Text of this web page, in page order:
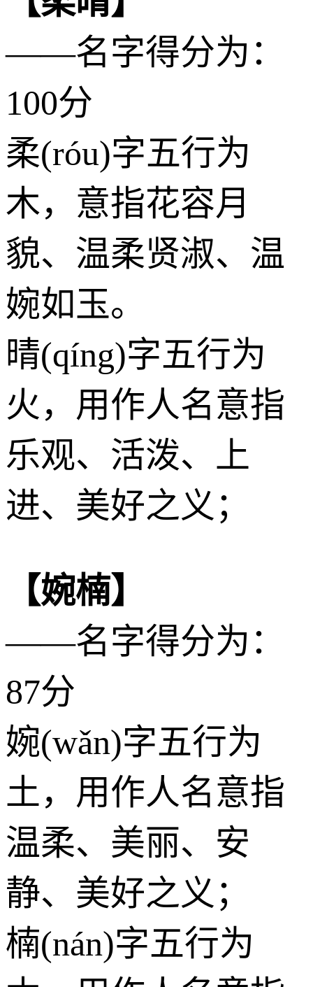
——名字得分为：
100分
柔(róu)字五行为
木，意指花容月
貌、温柔贤淑、温
婉如玉。
晴(qíng)字五行为
火 ，用作人名意指
乐观、活泼、上
进、美好之义；
【婉楠】
——名字得分为：
87分
婉(wǎn)字五行为
土，用作人名意指
温柔、美丽、安
静、美好之义；
楠(nán)字五行为